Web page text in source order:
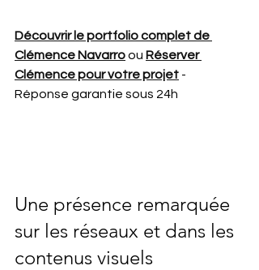
Découvrir le portfolio complet de
Clémence Navarro ou Réserver
Clémence pour votre projet -
Réponse garantie sous 24h
Une présence remarquée
sur les réseaux et dans les
contenus visuels